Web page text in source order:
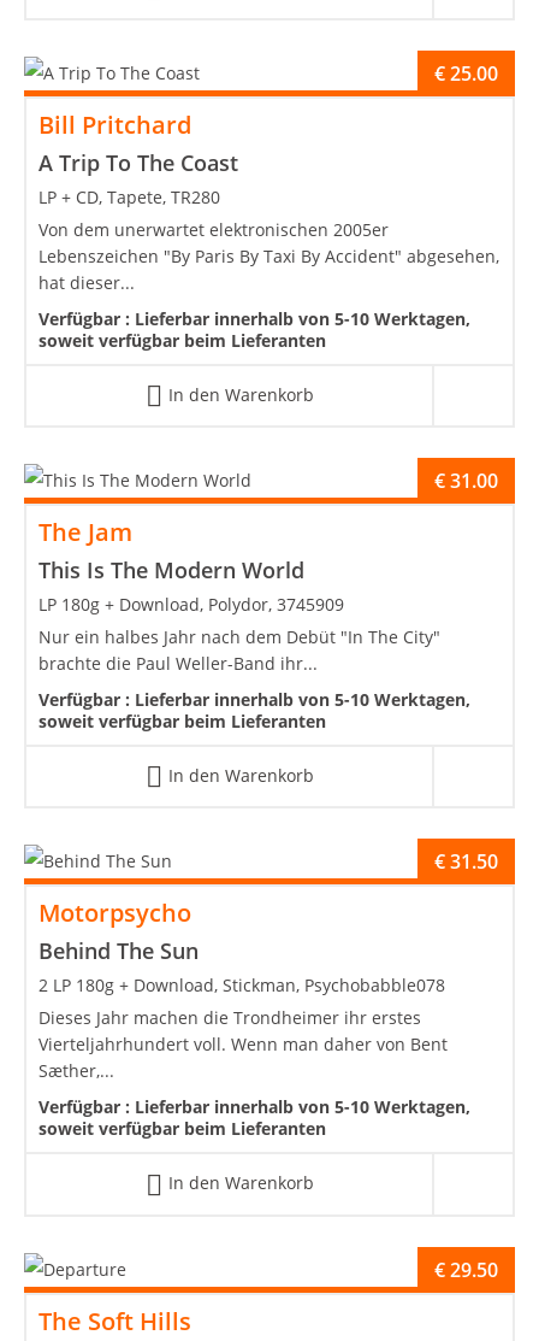
Bill Pritchard
A Trip To The Coast
€25.00
LP + CD, Tapete, TR280
Von dem unerwartet elektronischen 2005er
Lebenszeichen "By Paris By Taxi By Accident" abgesehen,
hat dieser...
Verfügbar : Lieferbar innerhalb von 5-10 Werktagen,
soweit verfügbar beim Lieferanten
In den Warenkorb
The Jam
This Is The Modern World
€31.00
LP 180g + Download, Polydor, 3745909
Nur ein halbes Jahr nach dem Debüt "In The City"
brachte die Paul Weller-Band ihr...
Verfügbar : Lieferbar innerhalb von 5-10 Werktagen,
soweit verfügbar beim Lieferanten
In den Warenkorb
Motorpsycho
Behind The Sun
€31.50
2 LP 180g + Download, Stickman, Psychobabble078
Dieses Jahr machen die Trondheimer ihr erstes
Vierteljahrhundert voll. Wenn man daher von Bent
Sæther,...
Verfügbar : Lieferbar innerhalb von 5-10 Werktagen,
soweit verfügbar beim Lieferanten
In den Warenkorb
The Soft Hills
€29.50